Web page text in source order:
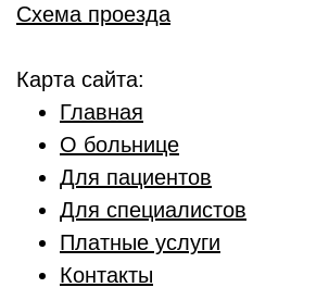
Схема проезда
Карта сайта:
Главная
О больнице
Для пациентов
Для специалистов
Платные услуги
Контакты